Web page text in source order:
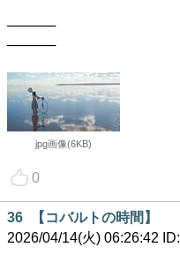
─────
─────
jpg画像(6KB)
0
36
【コバルトの時間】
2026/04/14(火) 06:26:42 ID: